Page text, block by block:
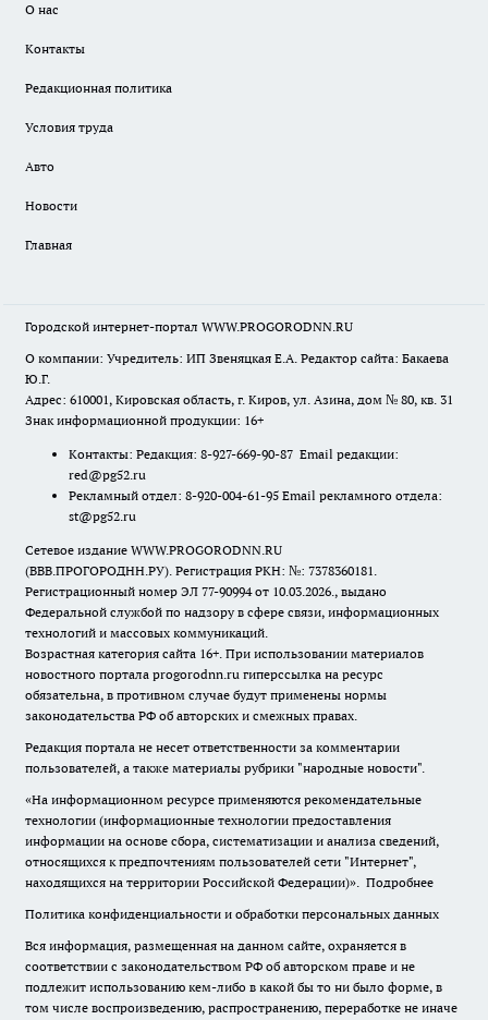
О нас
Контакты
Редакционная политика
Условия труда
Авто
Новости
Главная
Городской интернет-портал WWW.PROGORODNN.RU
О компании: Учредитель: ИП Звеняцкая Е.А. Редактор сайта: Бакаева
Ю.Г.
Адрес: 610001, Кировская область, г. Киров, ул. Азина, дом № 80, кв. 31
Знак информационной продукции: 16+
Контакты: Редакция: 8-927-669-90-87 Email редакции:
red@pg52.ru
Рекламный отдел: 8-920-004-61-95 Email рекламного отдела:
st@pg52.ru
Сетевое издание WWW.PROGORODNN.RU
(ВВВ.ПРОГОРОДНН.РУ). Регистрация РКН: №: 7378360181.
Регистрационный номер ЭЛ 77-90994 от 10.03.2026., выдано
Федеральной службой по надзору в сфере связи, информационных
технологий и массовых коммуникаций.
Возрастная категория сайта 16+. При использовании материалов
новостного портала progorodnn.ru гиперссылка на ресурс
обязательна, в противном случае будут применены нормы
законодательства РФ об авторских и смежных правах.
Редакция портала не несет ответственности за комментарии
пользователей, а также материалы рубрики "народные новости".
«На информационном ресурсе применяются рекомендательные
технологии (информационные технологии предоставления
информации на основе сбора, систематизации и анализа сведений,
относящихся к предпочтениям пользователей сети "Интернет",
находящихся на территории Российской Федерации)». Подробнее
Политика конфиденциальности и обработки персональных данных
Вся информация, размещенная на данном сайте, охраняется в
соответствии с законодательством РФ об авторском праве и не
подлежит использованию кем-либо в какой бы то ни было форме, в
том числе воспроизведению, распространению, переработке не иначе